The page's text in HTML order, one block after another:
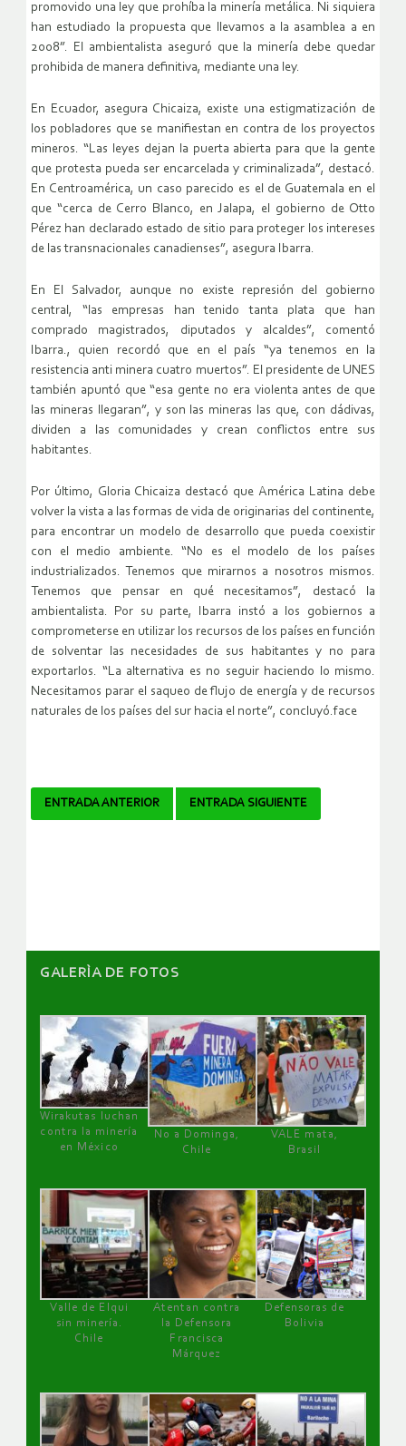
promovido una ley que prohíba la minería metálica. Ni siquiera
han estudiado la propuesta que llevamos a la asamblea a en
2008”. El ambientalista aseguró que la minería debe quedar
prohibida de manera definitiva, mediante una ley.
En Ecuador, asegura Chicaiza, existe una estigmatización de
los pobladores que se manifiestan en contra de los proyectos
mineros. “Las leyes dejan la puerta abierta para que la gente
que protesta pueda ser encarcelada y criminalizada”, destacó.
En Centroamérica, un caso parecido es el de Guatemala en el
que “cerca de Cerro Blanco, en Jalapa, el gobierno de Otto
Pérez han declarado estado de sitio para proteger los intereses
de las transnacionales canadienses”, asegura Ibarra.
En El Salvador, aunque no existe represión del gobierno
central, “las empresas han tenido tanta plata que han
comprado magistrados, diputados y alcaldes”, comentó
Ibarra., quien recordó que en el país “ya tenemos en la
resistencia anti minera cuatro muertos”. El presidente de UNES
también apuntó que “esa gente no era violenta antes de que
las mineras llegaran”, y son las mineras las que, con dádivas,
dividen a las comunidades y crean conflictos entre sus
habitantes.
Por último, Gloria Chicaiza destacó que América Latina debe
volver la vista a las formas de vida de originarias del continente,
para encontrar un modelo de desarrollo que pueda coexistir
con el medio ambiente. “No es el modelo de los países
industrializados. Tenemos que mirarnos a nosotros mismos.
Tenemos que pensar en qué necesitamos”, destacó la
ambientalista. Por su parte, Ibarra instó a los gobiernos a
comprometerse en utilizar los recursos de los países en función
de solventar las necesidades de sus habitantes y no para
exportarlos. “La alternativa es no seguir haciendo lo mismo.
Necesitamos parar el saqueo de flujo de energía y de recursos
naturales de los países del sur hacia el norte”, concluyó.face
Navegador
ENTRADA ANTERIOR ENTRADA SIGUIENTE
GALERÌA DE FOTOS
Wirakutas luchan
contra la minería
en México
No a Dominga,
Chile
VALE mata,
Brasil
Valle de Elqui
sin minería.
Chile
Atentan contra
la Defensora
Francisca
Márquez
Defensoras de
Bolivia